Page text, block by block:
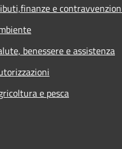
e
benessere e assistenza
e pesca